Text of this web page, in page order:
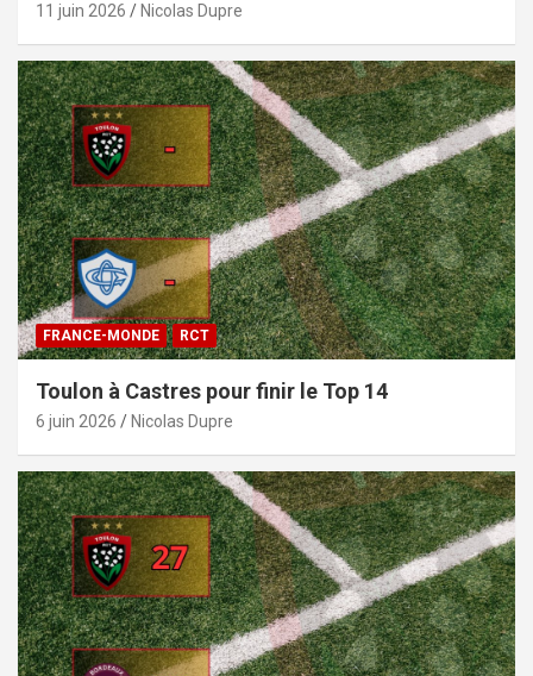
11 juin 2026 Nicolas Dupre
FRANCE-MONDE RCT
Toulon à Castres pour finir le Top 14
6 juin 2026 Nicolas Dupre